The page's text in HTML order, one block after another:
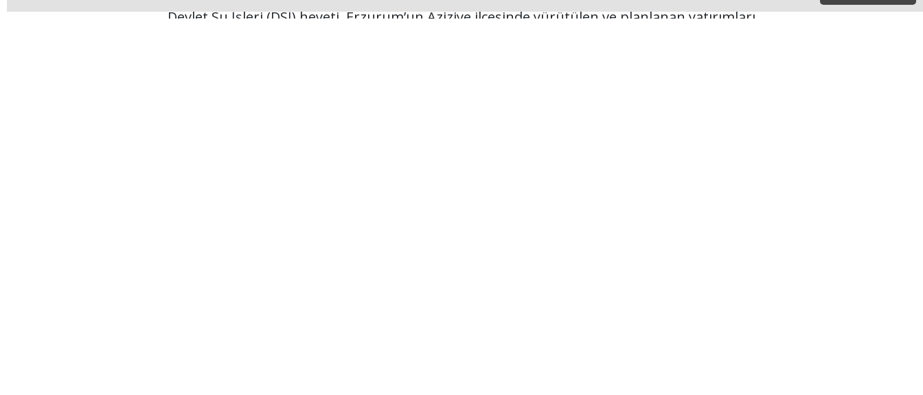
Devlet Su İşleri (DSİ) heyeti, Erzurum’un Aziziye ilçesinde yürütülen ve planlanan yatırımları